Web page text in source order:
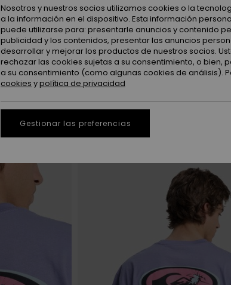
Nosotros y nuestros socios utilizamos cookies o la
a la información en el dispositivo. Esta información
puede utilizarse para: presentarle anuncios y contenido
publicidad y los contenidos, presentar las anuncios
desarrollar y mejorar los productos de nuestros socios.
rechazar las cookies sujetas a su consentimiento, o bien,
a su consentimiento (como algunas cookies de análisis).
cookies ypolítica de privacidad
Gestionar las preferencias